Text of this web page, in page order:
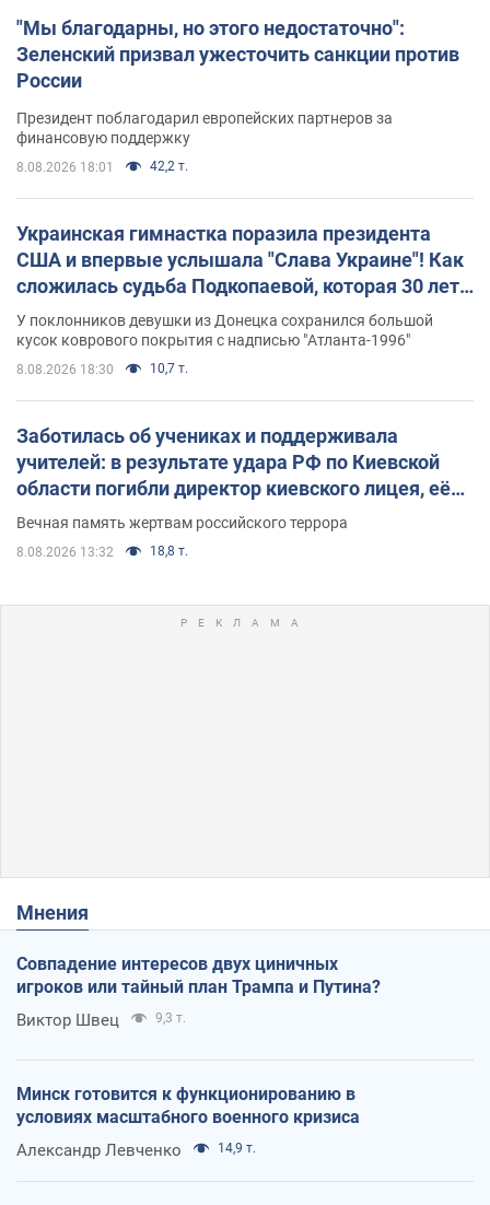
"Мы благодарны, но этого недостаточно":
Зеленский призвал ужесточить санкции против
России
Президент поблагодарил европейских партнеров за
финансовую поддержку
8.08.2026 18:01 42,2 т.
Украинская гимнастка поразила президента
США и впервые услышала "Слава Украине"! Как
сложилась судьба Подкопаевой, которая 30 лет
назад завоевала "золото" Олимпиады
У поклонников девушки из Донецка сохранился большой
кусок коврового покрытия с надписью "Атланта-1996"
8.08.2026 18:30 10,7 т.
Заботилась об учениках и поддерживала
учителей: в результате удара РФ по Киевской
области погибли директор киевского лицея, её
муж и внук
Вечная память жертвам российского террора
8.08.2026 13:32 18,8 т.
Мнения
Совпадение интересов двух циничных
игроков или тайный план Трампа и Путина?
Виктор Швец 9,3 т.
Минск готовится к функционированию в
условиях масштабного военного кризиса
Александр Левченко 14,9 т.